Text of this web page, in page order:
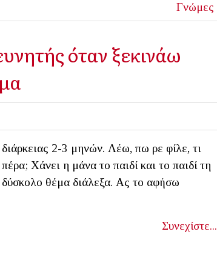
Γνώμες
όταν ξεκινάω
2-3 μηνών. Λέω, πω ρε φίλε, τι
Χάνει η μάνα το παιδί και το παιδί τη
θέμα διάλεξα. Ας το αφήσω
Συνεχίστε...